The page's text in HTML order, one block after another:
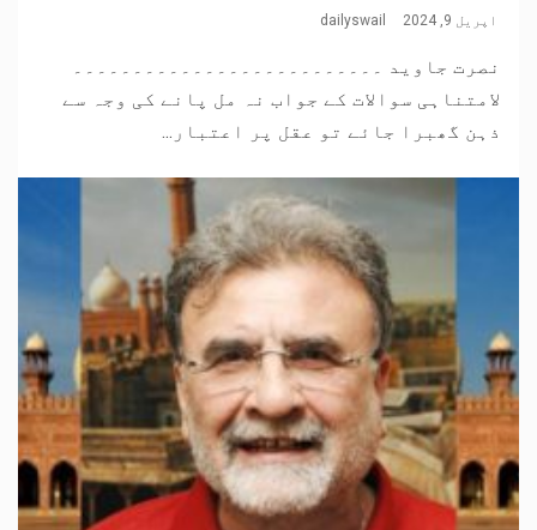
اپریل 9, 2024 dailyswail
نصرت جاوید ۔۔۔۔۔۔۔۔۔۔۔۔۔۔۔۔۔۔۔۔۔۔۔۔۔۔
لامتناہی سوالات کے جواب نہ مل پانے کی وجہ سے
ذہن گھبرا جائے تو عقل پر اعتبار...